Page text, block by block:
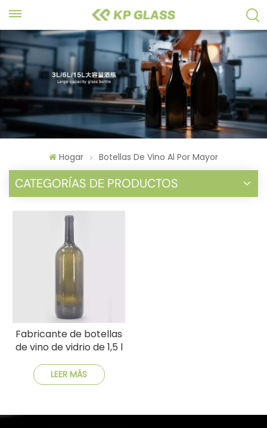
Hogar Botellas De Vino Al Por Mayor
CATEGORÍAS DE PRODUCTOS
Fabricante de botellas
de vino de vidrio de 1,5 l
LEER MÁS